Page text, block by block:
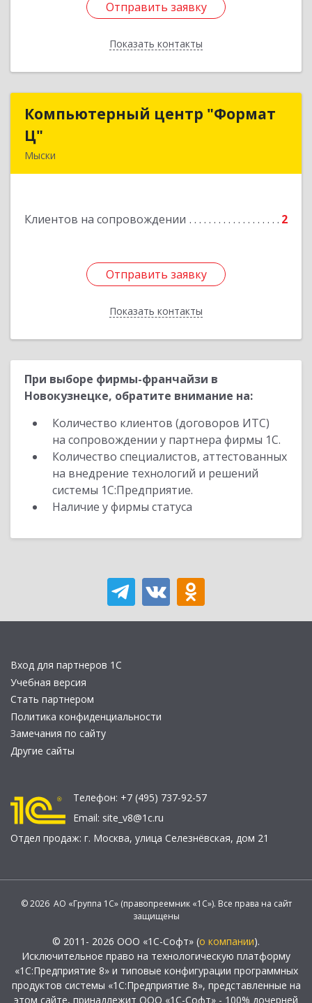
Отправить заявку
Показать контакты
Отправить заявку
Назад
Компьютерный центр "Формат
Ц"
Мыски
Клиентов на сопровождении 2
Отправить заявку
Показать контакты
Компьютерный центр "Формат
Подробнее
Отправить заявку
Назад
При выборе фирмы-франчайзи в
Новокузнецке, обратите внимание на:
Количество клиентов (договоров ИТС)
на сопровождении у партнера фирмы 1С.
Количество специалистов, аттестованных
на внедрение технологий и решений
системы 1С:Предприятие.
Наличие у фирмы статуса
Вход для партнеров 1С
Учебная версия
Стать партнером
Политика конфиденциальности
Замечания по сайту
Другие сайты
Телефон: +7 (495) 737-92-57
Email: site_v8@1c.ru
Отдел продаж: г. Москва, улица Селезнёвская, дом 21
© 2026 АО «Группа 1С» (правопреемник «1С»). Все права на сайт
защищены
© 2011- 2026 ООО «1С-Софт» (о компании).
Исключительное право на технологическую платформу
«1С:Предприятие 8» и типовые конфигурации программных
продуктов системы «1С:Предприятие 8», представленные на
этом сайте, принадлежит ООО «1С-Софт» - 100% дочерней